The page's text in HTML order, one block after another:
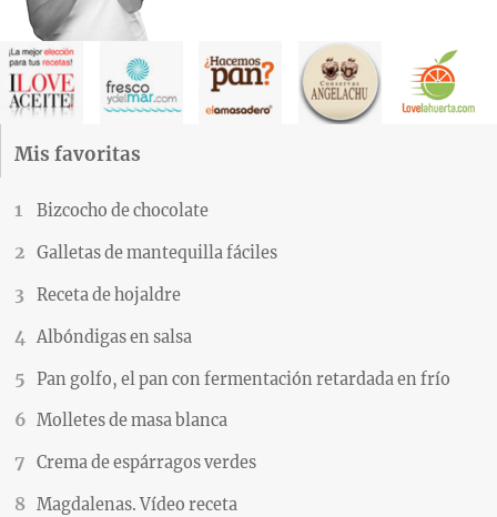
Mis favoritas
Bizcocho de chocolate
Galletas de mantequilla fáciles
Receta de hojaldre
Albóndigas en salsa
Pan golfo, el pan con fermentación retardada en frío
Molletes de masa blanca
Crema de espárragos verdes
Magdalenas. Vídeo receta